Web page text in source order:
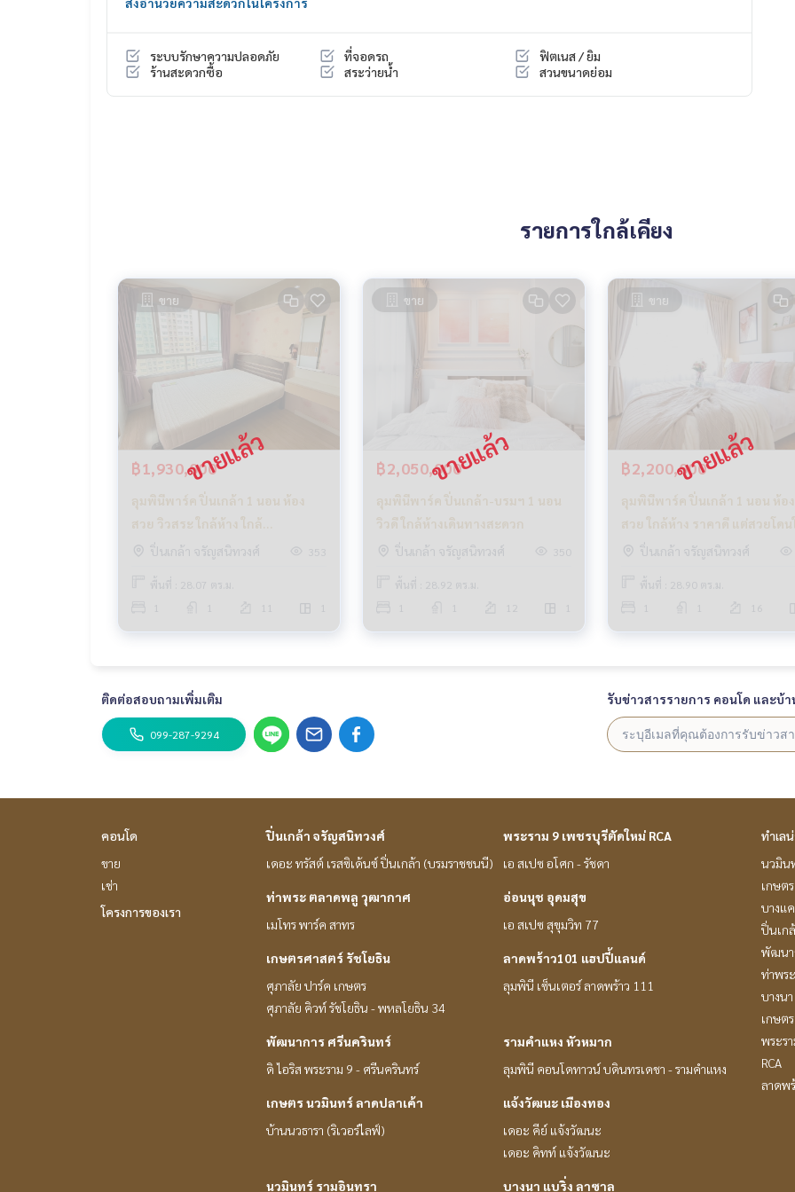
- สระว่ายน้ำ
- ลิฟคีย์การ์ด
- รปภ.
- กล้องวงจรปิดโครงการ
- The Walk ราชพฤกษ์
- ช่างชุ่ย
สนใจติดต่อฟลุ๊ค
099-287-9294
อยากดูคอนโด ต้องที่
ระบบรักษาความปลอดภัย ที่จอดรถ
ฟิตเนส / ยิม
ร้านสะดวกซื้อ
สระว่ายน้ำ สวนขนาดย่อม
รายการใกล้เคียง
ขาย
฿1,930,000
ลุมพินีพาร์ค ปิ่นเกล้า 1 นอน ห้อง
สวย วิวสระ ใกล้ห้าง ใกล้
มหาวิทยาลัย เดินทางง่าย_Do620
ปิ่นเกล้า จรัญสนิทวงศ์ 353
พื้นที่ : 28.07 ตร.ม.
ขาย
฿2,050,000
ลุมพินีพาร์ค ปิ่นเกล้า-บรมฯ 1 นอน
วิวดี ใกล้ห้างเดินทางสะดวก
ปิ่นเกล้า จรัญสนิทวงศ์
350
พื้นที่ : 28.92 ตร.ม.
ขาย
฿2,200,000
ลุมพินีพาร์ค ปิ่นเกล้า 1 นอน ห้อง
สวย ใกล้ห้าง ราคาดี แต่สวยโดน
ปิ่นเกล้า จรัญสนิทวงศ์
พื้นที่ : 28.90 ตร.ม.
16
ติดต่อสอบถามเพิ่มเติม
099-287-9294
รับข่าวสารรายการ คอนโด และบ้า
คอนโด
ขาย
เช่า
โครงการของเรา
ปิ่นเกล้า จรัญสนิทวงศ์
เดอะ ทรัสต์ เรสซิเด้นซ์ ปิ่นเกล้า (บรมราชชนนี)
พระราม 9 เพชรบุรีตัดใหม่ RCA
เอ สเปซ อโศก - รัชดา
ท่าพระ ตลาดพลู วุฒากาศ
เมโทร พาร์ค สาทร
อ่อนนุช อุดมสุข
เอ สเปซ สุขุมวิท 77
เกษตรศาสตร์ รัชโยธิน
ศุภาลัย ปาร์ค เกษตร
ศุภาลัย คิวท์ รัชโยธิน - พหลโยธิน 34
ลาดพร้าว101 แฮปปี้แลนด์
ลุมพินี เซ็นเตอร์ ลาดพร้าว 111
พัฒนาการ ศรีนครินทร์
ดิ ไอริส พระราม 9 - ศรีนครินทร์
รามคำแหง หัวหมาก
ลุมพินี คอนโดทาวน์ บดินทรเดชา - รามคำแหง
เกษตร นวมินทร์ ลาดปลาเค้า
บ้านนวธารา (ริเวอร์ไลฟ์)
แจ้งวัฒนะ เมืองทอง
เดอะ คีย์ แจ้งวัฒนะ
เดอะ คิทท์ แจ้งวัฒนะ
นวมินทร์ รามอินทรา บางนา แบริ่ง ลาซาล
ทำเล
นวมิน
เกษต
บางแ
ปิ่นเก
พัฒนา
ท่าพร
บางน
เกษต
พระร
RCA
ลาดพ